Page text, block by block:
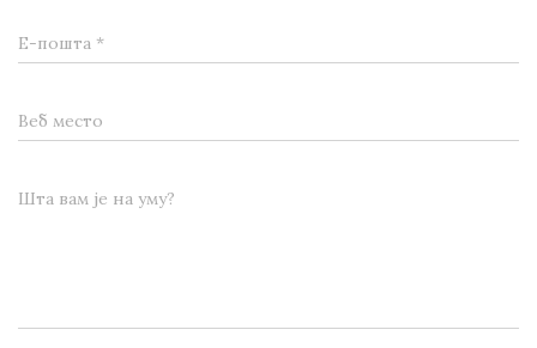
Е-пошта *
Веб место
Шта вам је на уму?